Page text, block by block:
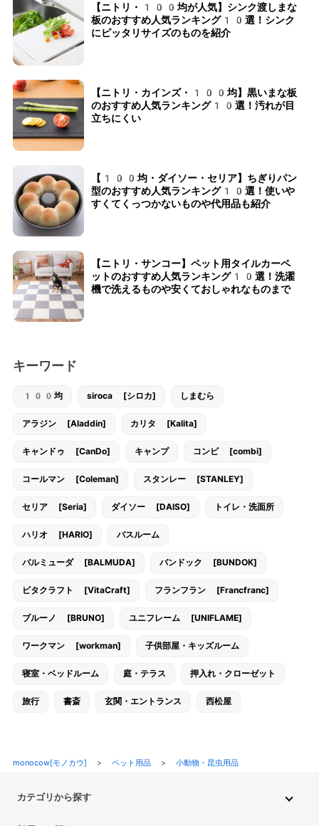
【ニトリ・100均が人気】シンク渡しまな
板のおすすめ人気ランキング10選！シンク
にピッタリサイズのものを紹介
【ニトリ・カインズ・100均】黒いまな板
のおすすめ人気ランキング10選！汚れが目
立ちにくい
【100均・ダイソー・セリア】ちぎりパン
型のおすすめ人気ランキング10選！使いや
すくてくっつかないものや代用品も紹介
【ニトリ・サンコー】ペット用タイルカーペ
ットのおすすめ人気ランキング10選！洗濯
機で洗えるものや安くておしゃれなものまで
キーワード
100均 siroca [シロカ] しまむら
アラジン [Aladdin] カリタ [Kalita]
キャンドゥ [CanDo] キャンプ コンビ [combi]
コールマン [Coleman] スタンレー [STANLEY]
セリア [Seria] ダイソー [DAISO] トイレ・洗面所
ハリオ [HARIO] バスルーム
バルミューダ [BALMUDA] バンドック [BUNDOK]
ビタクラフト [VitaCraft] フランフラン [Francfranc]
ブルーノ [BRUNO] ユニフレーム [UNIFLAME]
ワークマン [workman] 子供部屋・キッズルーム
寝室・ベッドルーム 庭・テラス 押入れ・クローゼット
旅行 書斎 玄関・エントランス 西松屋
monocow[モノカウ] > ペット用品> 小動物・昆虫用品
カテゴリから探す